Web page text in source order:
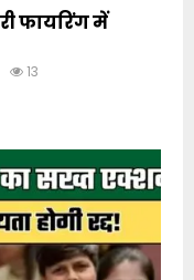
फायरिंग में
13